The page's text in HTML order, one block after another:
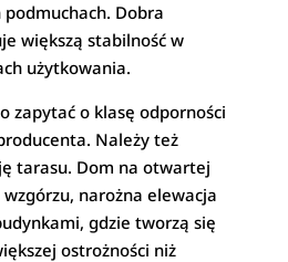
Dobra
większą stabilność w
użytkowania.
zapytać o klasę odporności
Należy też
tarasu. Dom na otwartej
narożna elewacja
gdzie tworzą się
ostrożności niż